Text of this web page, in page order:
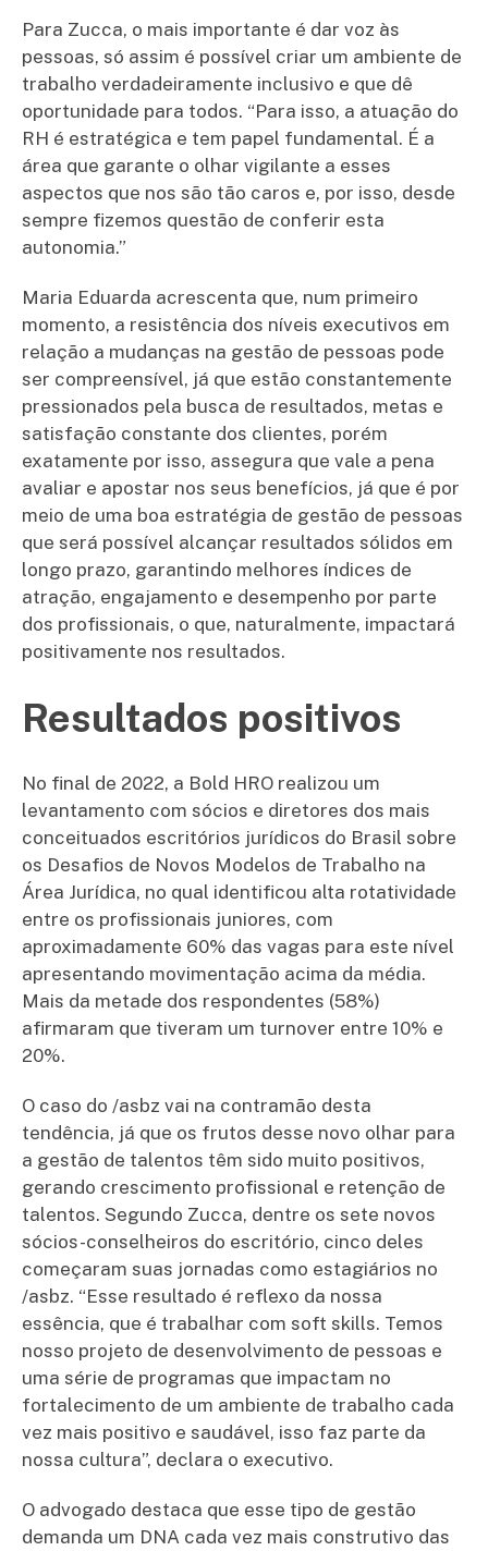
Para Zucca, o mais importante é dar voz às
pessoas, só assim é possível criar um ambiente de
trabalho verdadeiramente inclusivo e que dê
oportunidade para todos. “Para isso, a atuação do
RH é estratégica e tem papel fundamental. É a
área que garante o olhar vigilante a esses
aspectos que nos são tão caros e, por isso, desde
sempre fizemos questão de conferir esta
autonomia.”
Maria Eduarda acrescenta que, num primeiro
momento, a resistência dos níveis executivos em
relação a mudanças na gestão de pessoas pode
ser compreensível, já que estão constantemente
pressionados pela busca de resultados, metas e
satisfação constante dos clientes, porém
exatamente por isso, assegura que vale a pena
avaliar e apostar nos seus benefícios, já que é por
meio de uma boa estratégia de gestão de pessoas
que será possível alcançar resultados sólidos em
longo prazo, garantindo melhores índices de
atração, engajamento e desempenho por parte
dos profissionais, o que, naturalmente, impactará
positivamente nos resultados.
Resultados positivos
No final de 2022, a Bold HRO realizou um
levantamento com sócios e diretores dos mais
conceituados escritórios jurídicos do Brasil sobre
os Desafios de Novos Modelos de Trabalho na
Área Jurídica, no qual identificou alta rotatividade
entre os profissionais juniores, com
aproximadamente 60% das vagas para este nível
apresentando movimentação acima da média.
Mais da metade dos respondentes (58%)
afirmaram que tiveram um turnover entre 10% e
20%.
O caso do /asbz vai na contramão desta
tendência, já que os frutos desse novo olhar para
a gestão de talentos têm sido muito positivos,
gerando crescimento profissional e retenção de
talentos. Segundo Zucca, dentre os sete novos
sócios-conselheiros do escritório, cinco deles
começaram suas jornadas como estagiários no
/asbz. “Esse resultado é reflexo da nossa
essência, que é trabalhar com soft skills. Temos
nosso projeto de desenvolvimento de pessoas e
uma série de programas que impactam no
fortalecimento de um ambiente de trabalho cada
vez mais positivo e saudável, isso faz parte da
nossa cultura”, declara o executivo.
O advogado destaca que esse tipo de gestão
demanda um DNA cada vez mais construtivo das